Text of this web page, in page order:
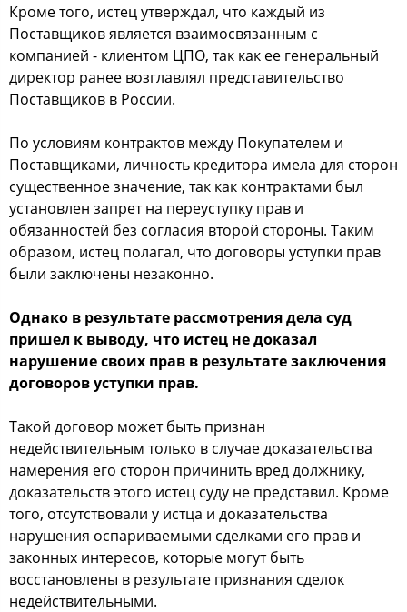
Кроме того, истец утверждал, что каждый из
Поставщиков является взаимосвязанным с
компанией - клиентом ЦПО, так как ее генеральный
директор ранее возглавлял представительство
Поставщиков в России.
По условиям контрактов между Покупателем и
Поставщиками, личность кредитора имела для сторон
существенное значение, так как контрактами был
установлен запрет на переуступку прав и
обязанностей без согласия второй стороны. Таким
образом, истец полагал, что договоры уступки прав
были заключены незаконно.
Однако в результате рассмотрения дела суд
пришел к выводу, что истец не доказал
нарушение своих прав в результате заключения
договоров уступки прав.
Такой договор может быть признан
недействительным только в случае доказательства
намерения его сторон причинить вред должнику,
доказательств этого истец суду не представил. Кроме
того, отсутствовали у истца и доказательства
нарушения оспариваемыми сделками его прав и
законных интересов, которые могут быть
восстановлены в результате признания сделок
недействительными.